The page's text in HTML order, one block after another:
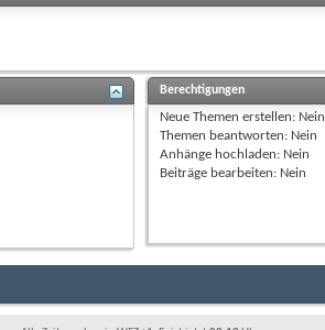
Berechtigungen
Neue Themen erstellen: Nein
Themen beantworten: Nein
Anhänge hochladen: Nein
Beiträge bearbeiten: Nein